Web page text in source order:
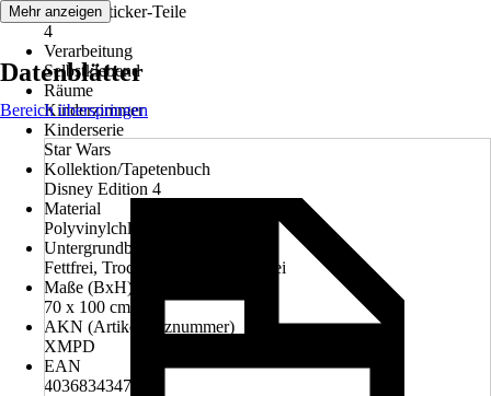
Anzahl Sticker-Teile
4
Verarbeitung
Selbstklebend
Räume
Kinderzimmer
Kinderserie
Star Wars
Kollektion/Tapetenbuch
Disney Edition 4
Material
Polyvinylchlorid (PVC)
Untergrundbeschaffenheit
Fettfrei, Trocken, Sauber, Staubfrei
Maße (BxH)
70 x 100 cm
AKN (Artikelkurznummer)
XMPD
EAN
4036834347222
Mehr anzeigen
Datenblätter
Bereich überspringen